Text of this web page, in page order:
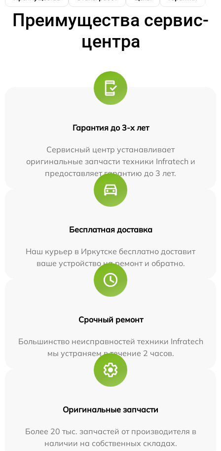
Преимущества сервис-
центра
Гарантия до 3-х лет
Сервисный центр устанавливает
оригинальные запчасти техники Infratech и
предоставляет гарантию до 3 лет.
Бесплатная доставка
Наш курьер в Иркутске бесплатно доставит
ваше устройство на ремонт и обратно.
Срочный ремонт
Большинство неисправностей техники Infratech
мы устраняем в течение 2 часов.
Оригинальные запчасти
Более 20 тыс. запчастей от производителя в
наличии на собственных складах.